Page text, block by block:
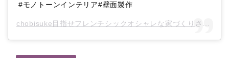
#モノトーンインテリア#壁面製作
chobisuke目指せフレンチシックオシャレな家づくり さん(@chobisuke0815)がシェアした投稿 –